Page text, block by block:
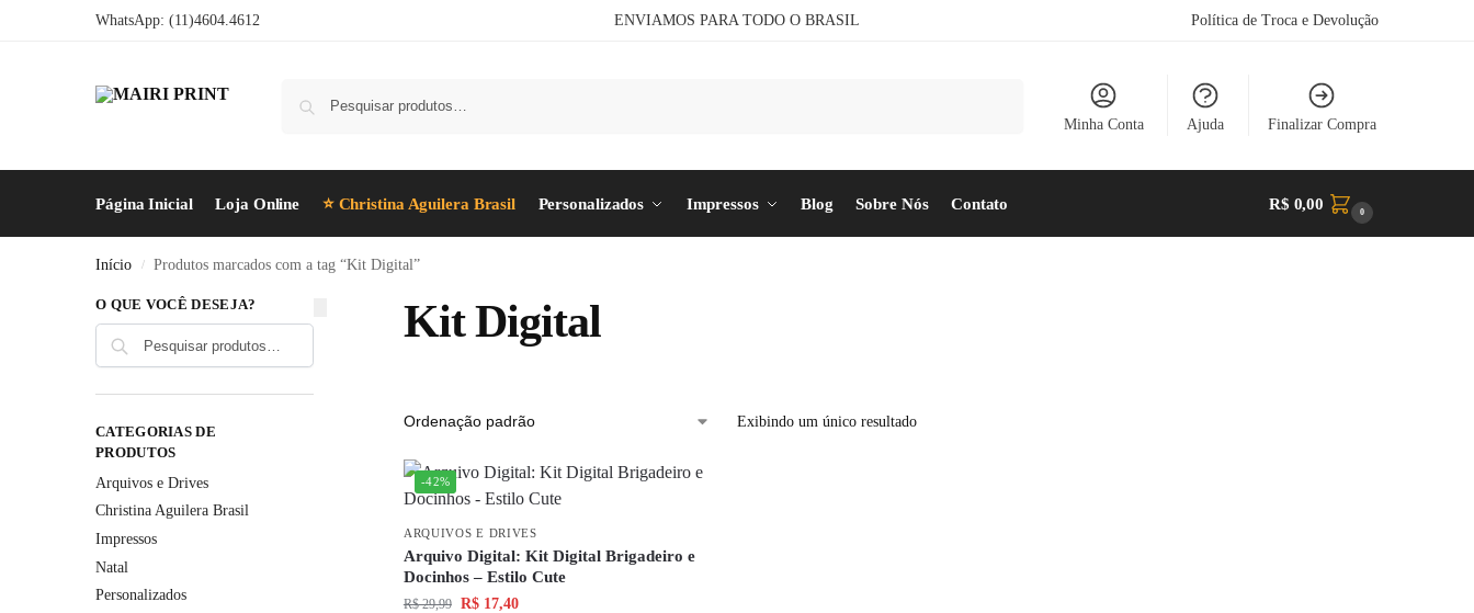
WhatsApp: (11)4604.4612 ENVIAMOS PARA TODO O BRASIL Política de Troca e Devolução
Minha Conta Ajuda Finalizar Compra
Página Inicial Loja Online ⭐ Christina Aguilera Brasil Personalizados Impressos Blog Sobre Nós Contato R$ 0,00 0
Início / Produtos marcados com a tag “Kit Digital”
Kit Digital
Exibindo um único resultado
-42%
ARQUIVOS E DRIVES
Arquivo Digital: Kit Digital Brigadeiro e
Docinhos – Estilo Cute
R$29,99 R$17,40
O QUE VOCÊ DESEJA?
CATEGORIAS DE
PRODUTOS
Arquivos e Drives
Christina Aguilera Brasil
Impressos
Natal
Personalizados